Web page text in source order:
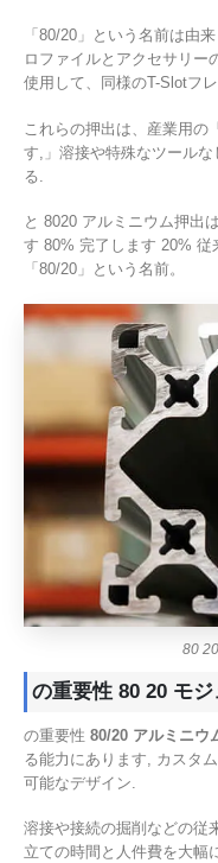
「80/20」という名前は由
ロファイルとアクセサリー
使用して、同様のT-Slotフ
これらの押出は、産業用の
す,」溶接や特殊なツール
る.
と 8020 アルミニウム押出
す 80% 完了します 20% 従
「80/20」という名前。
80
の重要性 80 20 モ
の重要性 80/20 アルミニウ
る能力にあります, カスタ
可能なデザイン.
溶接や接続の掘削などの従
立ての時間と人件費を大幅